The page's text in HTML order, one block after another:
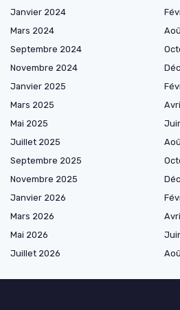
Janvier 2024
Mars 2024
Septembre 2024
Novembre 2024
Janvier 2025
Mars 2025
Mai 2025
Juillet 2025
Septembre 2025
Novembre 2025
Janvier 2026
Mars 2026
Mai 2026
Juillet 2026